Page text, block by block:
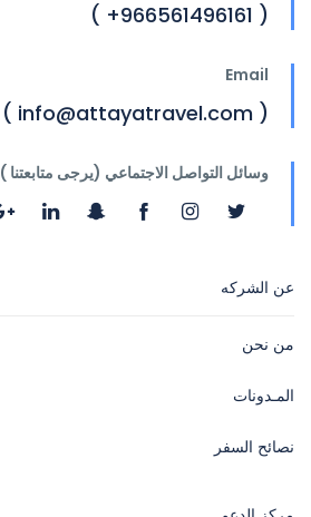
( 966561496161+ )
Email
( info@attayatravel.com )
وسائل التواصل الاجتماعي (يرجى متابعتنا )
عن الشركه
من نحن
المـدونات
نصائح السفر